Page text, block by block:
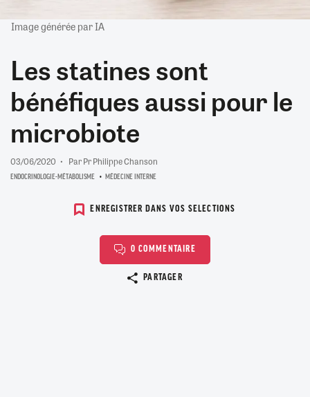
Image générée par IA
Les statines sont
bénéfiques aussi pour le
microbiote
03/06/2020 Par Pr Philippe Chanson
ENDOCRINOLOGIE-MÉTABOLISME MÉDECINE INTERNE
ENREGISTRER DANS VOS SELECTIONS
0 COMMENTAIRE
PARTAGER